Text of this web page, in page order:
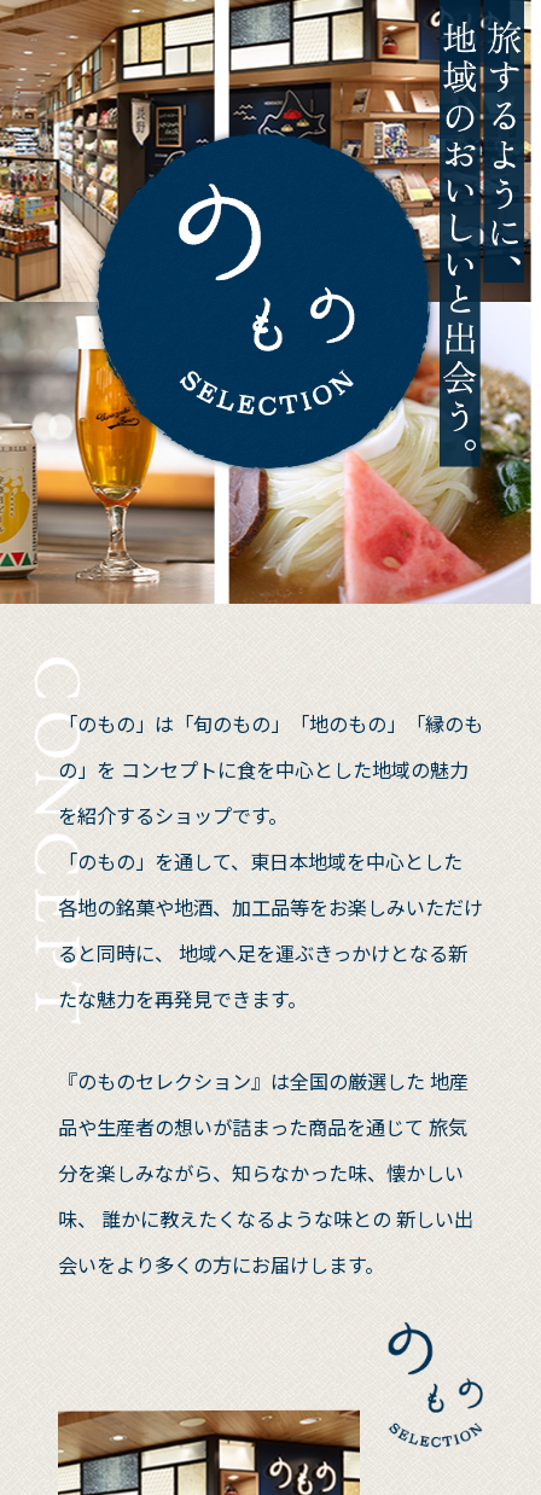
「のもの」は「旬のもの」「地のもの」「縁のも
の」を コンセプトに食を中心とした地域の魅力
を紹介するショップです。
「のもの」を通して、東日本地域を中心とした
各地の銘菓や地酒、加工品等をお楽しみいただけ
ると同時に、
地域へ足を運ぶきっかけとなる新
たな魅力を再発見できます。
『のものセレクション』は全国の厳選した 地産
品や生産者の想いが詰まった商品を通じて 旅気
分を楽しみながら、知らなかった味、懐かしい
味、
誰かに教えたくなるような味との 新しい出
会いをより多くの方にお届けします。